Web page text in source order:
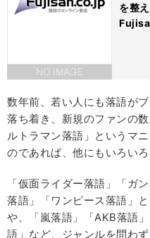
を整
数年前、若い人にも落語が
落ち着き、新規のファンの
ルトラマン落語」というマ
のであれば、他にもいろい
「仮面ライダー落語」「ガ
落語」「ワンピース落語」
や、「嵐落語」「AKB落語
語」など、ジャンルを問わ